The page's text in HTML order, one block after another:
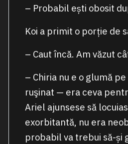
– Probabil ești obosit
Koi a primit o porție de
– Caut încă. Am văzut
– Chiria nu e o glumă
ruşinat — era ceva
Ariel ajunsese să
exorbitantă, nu era
probabil va trebui să-și